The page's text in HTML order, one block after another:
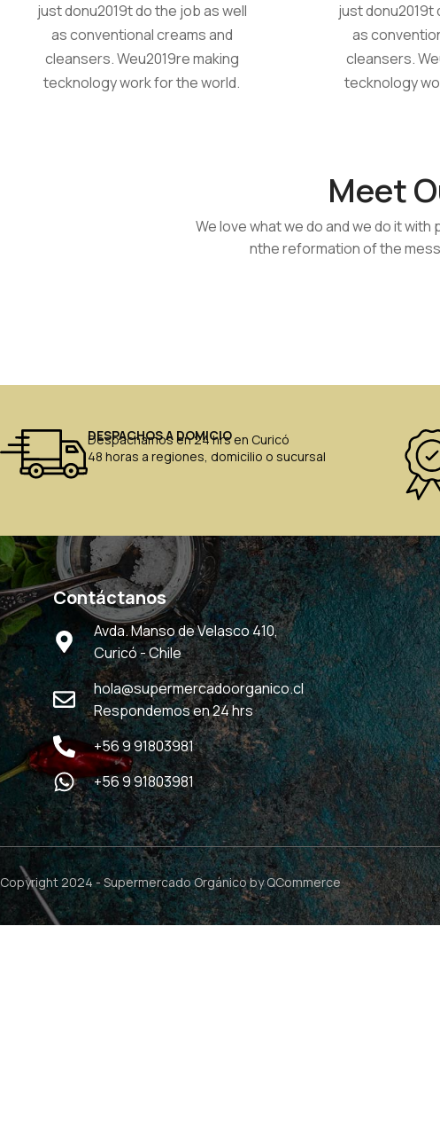
just donu2019t do the job as well
as conventional creams and
cleansers. Weu2019re making
tecknology work for the world.
just donu2019t
as
cleansers.
tecknology
Meet
We love what we do and we do it
nthe reformation of the
DESPACHOS A DOMICIO
Despachamos en 24 hrs en Curicó
48 horas a regiones, domicilio o sucursal
Contáctanos
Avda. Manso de Velasco 410,
Curicó - Chile
hola@supermercadoorganico.cl
Respondemos en 24 hrs
+56 9 91803981
+56 9 91803981
Copyright 2024 -Supermercado Orgánicoby QCommerce